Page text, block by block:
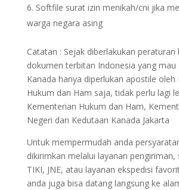
Softfile surat izin menikah/cni jika
warga negara asing
Catatan : Sejak diberlakukan peraturan
dokumen terbitan Indonesia yang mau
Kanada hanya diperlukan apostile oleh
Hukum dan Ham saja, tidak perlu lagi
Kementerian Hukum dan Ham,
Negeri dan Kedutaan Kanada Jakarta
Untuk mempermudah anda
dikirimkan melalui layanan pengiriman,
TIKI, JNE, atau layanan ekspedisi
anda juga bisa datang langsung ke